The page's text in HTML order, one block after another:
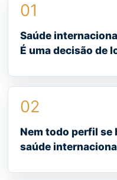
01
Saúde
É uma decisão de
02
Nem todo perfil se
saúde